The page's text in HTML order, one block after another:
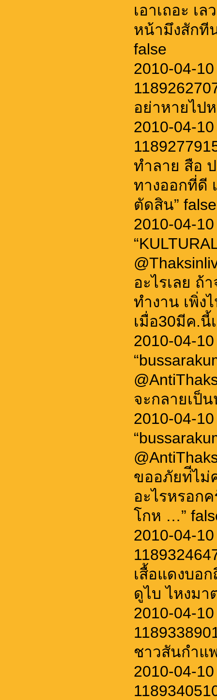
เอาเถอะ เ
หน้ามึงสักที
false
2010-04-
อย่าหายไป
2010-04-
ทำลาย สือ
ทางออกที่ดี
ตัดสิน” false
2010-04-
อะไรเลย ถ้
ทำงาน เพิ่ง
เมื่อ30มีค.นี้
2010-04-
จะกลายเป็
2010-04-
ขออภัยท่ีไม่
อะไรหรอก
โกห …”
2010-04-
เสื้อแดงบอ
ดูไบ ไหงมา
2010-04-
ชาวสันกำแ
2010-04-